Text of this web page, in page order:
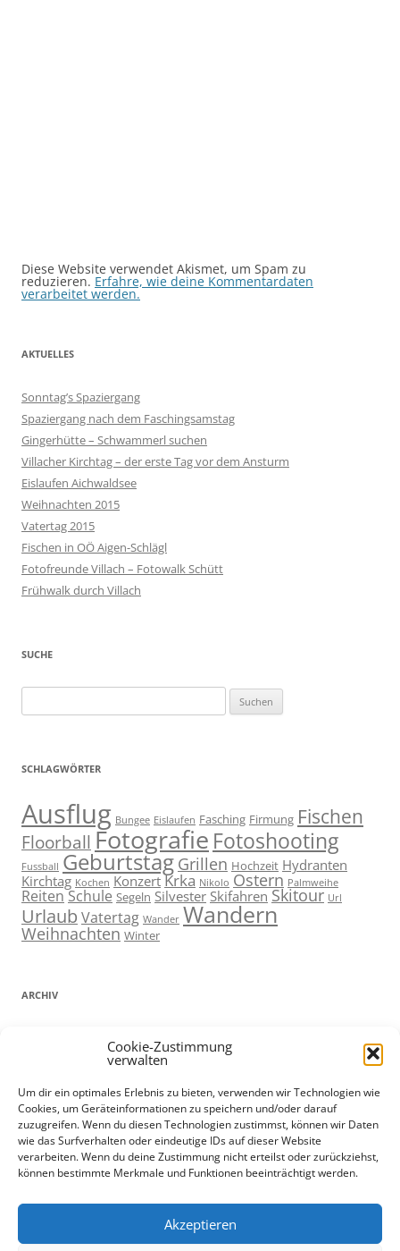
Cookie-Zustimmung
verwalten
Um dir ein optimales Erlebnis zu bieten, verwenden wir Technologien wie
Cookies, um Geräteinformationen zu speichern und/oder darauf
zuzugreifen. Wenn du diesen Technologien zustimmst, können wir Daten
wie das Surfverhalten oder eindeutige IDs auf dieser Website
verarbeiten. Wenn du deine Zustimmung nicht erteilst oder zurückziehst,
können bestimmte Merkmale und Funktionen beeinträchtigt werden.
Akzeptieren
Diese Website verwendet Akismet, um Spam zu
reduzieren. Erfahre, wie deine Kommentardaten
verarbeitet werden.
AKTUELLES
Sonntag’s Spaziergang
Spaziergang nach dem Faschingsamstag
Gingerhütte – Schwammerl suchen
Villacher Kirchtag – der erste Tag vor dem Ansturm
Eislaufen Aichwaldsee
Weihnachten 2015
Vatertag 2015
Fischen in OÖ Aigen-Schlägl
Fotofreunde Villach – Fotowalk Schütt
Frühwalk durch Villach
SUCHE
nach:
SCHLAGWÖRTER
Ausflug Bungee Eislaufen Fasching Firmung Fischen
Floorball Fotografie Fotoshooting
Fussball Geburtstag Grillen Hochzeit Hydranten
Kirchtag Kochen Konzert Krka Nikolo Ostern Palmweihe
Reiten Schule Segeln Silvester Skifahren Skitour Url
Urlaub Vatertag Wander Wandern
Weihnachten Winter
ARCHIV
ADMIN
Anmelden
Eintrags-Feed
Datenschutz und Cookies: Diese Website verwendet Cookies. Wenn du
die Website weiterhin nutzt, stimmst du der Verwendung von Cookies